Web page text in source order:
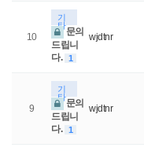
10
기
타
문의
드립니
다. 1
wjdtnr
9
기
타
문의
드립니
다. 1
wjdtnr